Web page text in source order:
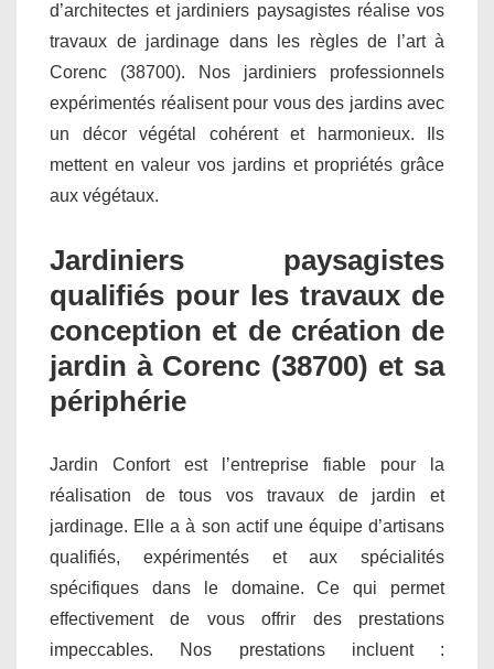
d’architectes et jardiniers paysagistes réalise vos
travaux de jardinage dans les règles de l’art à
Corenc (38700). Nos jardiniers professionnels
expérimentés réalisent pour vous des jardins avec
un décor végétal cohérent et harmonieux. Ils
mettent en valeur vos jardins et propriétés grâce
aux végétaux.
Jardiniers paysagistes
qualifiés pour les travaux de
conception et de création de
jardin à Corenc (38700) et sa
périphérie
Jardin Confort est l’entreprise fiable pour la
réalisation de tous vos travaux de jardin et
jardinage. Elle a à son actif une équipe d’artisans
qualifiés, expérimentés et aux spécialités
spécifiques dans le domaine. Ce qui permet
effectivement de vous offrir des prestations
impeccables. Nos prestations incluent :